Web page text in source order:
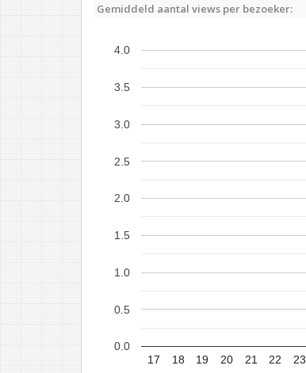
Gemiddeld aantal views per bezoeker:
17 18 19 20 21 22 23
0.0
0.5
1.0
1.5
2.0
2.5
3.0
3.5
4.0